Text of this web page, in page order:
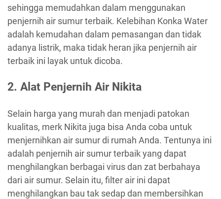
sehingga memudahkan dalam menggunakan
penjernih air sumur terbaik. Kelebihan Konka Water
adalah kemudahan dalam pemasangan dan tidak
adanya listrik, maka tidak heran jika penjernih air
terbaik ini layak untuk dicoba.
2. Alat Penjernih Air Nikita
Selain harga yang murah dan menjadi patokan
kualitas, merk Nikita juga bisa Anda coba untuk
menjernihkan air sumur di rumah Anda. Tentunya ini
adalah penjernih air sumur terbaik yang dapat
menghilangkan berbagai virus dan zat berbahaya
dari air sumur. Selain itu, filter air ini dapat
menghilangkan bau tak sedap dan membersihkan